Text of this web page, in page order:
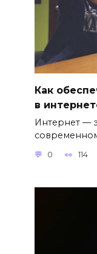
Как
в
Интернет —
0 114